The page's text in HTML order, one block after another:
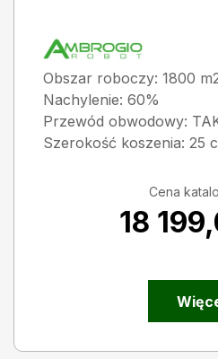
Obszar roboczy: 1800
Nachylenie: 60%
Przewód obwodowy:
Szerokość koszenia: 25
Cena
18